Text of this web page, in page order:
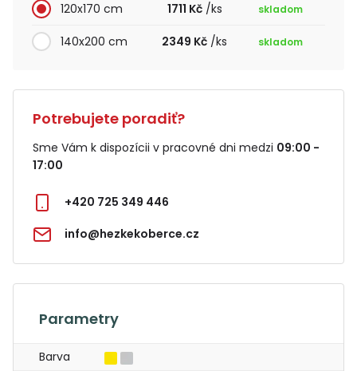
120x170 cm 1711 Kč/ks skladom
140x200 cm 2349 Kč /ks skladom
Potrebujete poradiť?
Sme Vám k dispozícii v pracovné dni medzi 09:00 -
17:00
+420 725 349 446
info@hezkekoberce.cz
Parametry
Barva